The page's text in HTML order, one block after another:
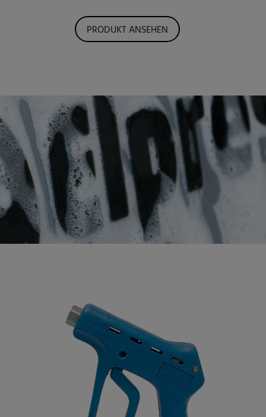
PRODUKT ANSEHEN